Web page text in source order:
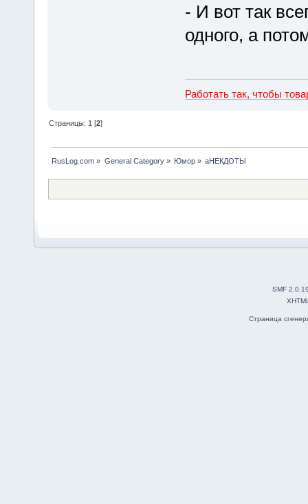
- И вот так
одного, а
Работать так, чтобы
Страницы: 1 [2]
RusLog.com » General Category» Юмор» аНЕКДОТЫ
SMF
Страница